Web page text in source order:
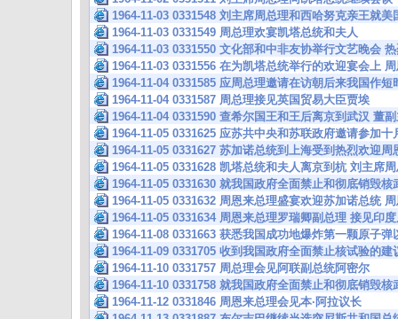
1964-11-03 0331548 刘主席周总理和西哈努克亲王就
1964-11-03 0331549 周总理欢宴凯塔总统和夫人
1964-11-03 0331550 文化部和中非友协举行文艺晚会
1964-11-03 0331556 在为凯塔总统举行的欢迎宴会上
1964-11-04 0331585 应周总理邀请在访朝后来我国作
1964-11-04 0331587 周总理接见英国贸易大臣贾埃
1964-11-04 0331590 查希尔国王和王后离京到武汉 董
1964-11-05 0331625 应苏共中央和苏联政府邀请参加
1964-11-05 0331627 苏加诺总统到上海受到热烈欢迎
1964-11-05 0331628 凯塔总统和夫人离京到杭 刘主席
1964-11-05 0331630 就我国政府全面禁止和彻底销毁
1964-11-05 0331632 周恩来总理盛宴欢迎苏加诺总统
1964-11-05 0331634 周恩来总理罗瑞卿副总理 接见印
1964-11-08 0331663 获悉我国成功地爆炸第一颗原子
1964-11-09 0331705 收到我国政府全面禁止核试验的
1964-11-10 0331757 周总理会见阿联副总统阿密尔
1964-11-10 0331758 就我国政府全面禁止和彻底销毁
1964-11-12 0331846 周恩来总理会见本·阿拉议长